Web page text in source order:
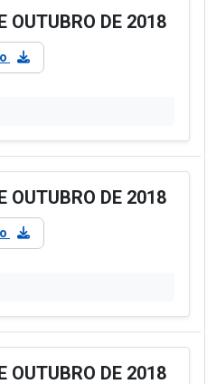
OUTUBRO DE 2018
OUTUBRO DE 2018
OUTUBRO DE 2018